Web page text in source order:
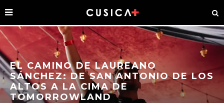
EL CAMINO DE LAUREANO
SÁNCHEZ: DE SAN ANTONIO DE LOS
ALTOS A LA CIMA DE
TOMORROWLAND